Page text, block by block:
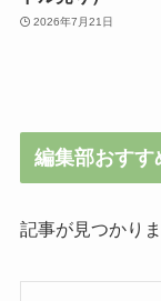
2026年7月21日
編集部おすす
記事が見つかり